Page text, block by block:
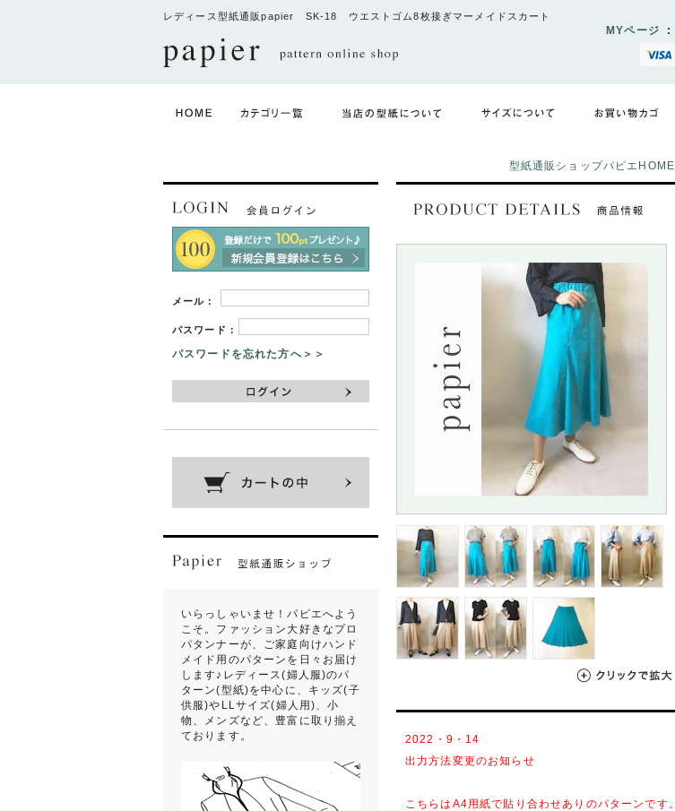
レディース型紙通販papier SK-18 ウエストゴム8枚接ぎマーメイドスカート
MYページ :
型紙通販ショップパピエHOME
メール：
パスワード：
パスワードを忘れた方へ＞＞
いらっしゃいませ！パピエへよう
こそ。ファッション大好きなプロ
パタンナーが、ご家庭向けハンド
メイド用のパターンを日々お届け
します♪レディース(婦人服)のパ
ターン(型紙)を中心に、キッズ(子
供服)やLLサイズ(婦人用)、小
物、メンズなど、豊富に取り揃え
ております。
2022・9・14
出力方法変更のお知らせ
こちらはA4用紙で貼り合わせありのパターンです。